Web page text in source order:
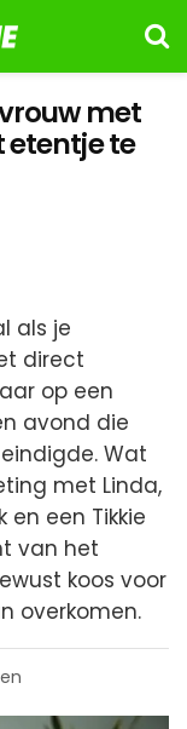
vrouw met
etentje te
als je
direct
op een
avond die
Wat
met Linda,
een Tikkie
van het
koos voor
overkomen.